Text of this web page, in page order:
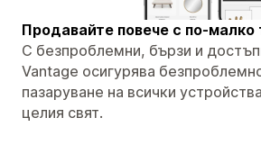
Продавайте повече с по-малко
С безпроблемни, бързи и
Vantage осигурява
пазаруване на всички
целия свят.